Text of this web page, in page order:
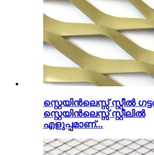
സ്റ്റെയിൻലെസ്സ് സ്റ്റീൽ
സ്റ്റെയിൻലെസ്സ് സ്റ്റീലിൽ
എളുപ്പമാണ്...